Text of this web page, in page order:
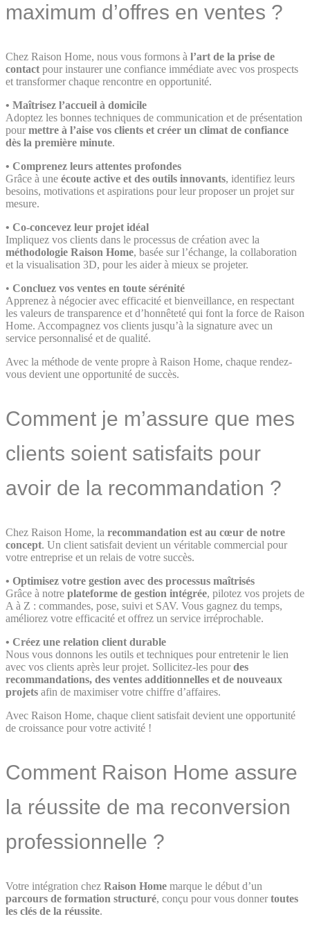
maximum d’offres en ventes ?
Chez Raison Home, nous vous formons à l’art de la prise de
contact pour instaurer une confiance immédiate avec vos prospects
et transformer chaque rencontre en opportunité.
• Maîtrisez l’accueil à domicile
Adoptez les bonnes techniques de communication et de présentation
pour mettre à l’aise vos clients et créer un climat de confiance
dès la première minute.
• Comprenez leurs attentes profondes
Grâce à une écoute active et des outils innovants, identifiez leurs
besoins, motivations et aspirations pour leur proposer un projet sur
mesure.
• Co-concevez leur projet idéal
Impliquez vos clients dans le processus de création avec la
méthodologie Raison Home, basée sur l’échange, la collaboration
et la visualisation 3D, pour les aider à mieux se projeter.
• Concluez vos ventes en toute sérénité
Apprenez à négocier avec efficacité et bienveillance, en respectant
les valeurs de transparence et d’honnêteté qui font la force de Raison
Home. Accompagnez vos clients jusqu’à la signature avec un
service personnalisé et de qualité.
Avec la méthode de vente propre à Raison Home, chaque rendez-
vous devient une opportunité de succès.
Comment je m’assure que mes
clients soient satisfaits pour
avoir de la recommandation ?
Chez Raison Home, la recommandation est au cœur de notre
concept. Un client satisfait devient un véritable commercial pour
votre entreprise et un relais de votre succès.
• Optimisez votre gestion avec des processus maîtrisés
Grâce à notre plateforme de gestion intégrée, pilotez vos projets de
A à Z : commandes, pose, suivi et SAV. Vous gagnez du temps,
améliorez votre efficacité et offrez un service irréprochable.
• Créez une relation client durable
Nous vous donnons les outils et techniques pour entretenir le lien
avec vos clients après leur projet. Sollicitez-les pour des
recommandations, des ventes additionnelles et de nouveaux
projets afin de maximiser votre chiffre d’affaires.
Avec Raison Home, chaque client satisfait devient une opportunité
de croissance pour votre activité !
Comment Raison Home assure
la réussite de ma reconversion
professionnelle ?
Votre intégration chez Raison Home marque le début d’un
parcours de formation structuré, conçu pour vous donner toutes
les clés de la réussite.